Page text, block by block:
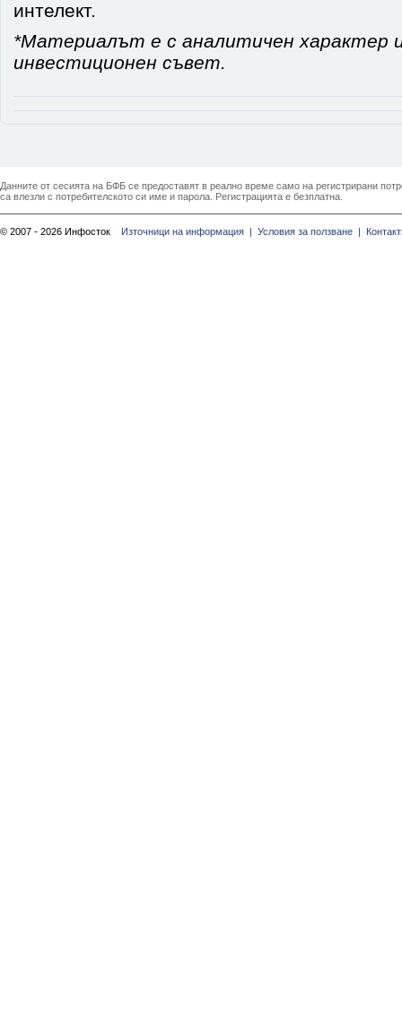
интелект.
*Материалът е с аналитичен характер
инвестиционен съвет.
Данните от сесията на БФБ се предоставят в реално време само на регистрирани
са влезли с потребителското си име и парола. Регистрацията е безплатна.
© 2007 - 2026 Инфосток Източници на информация | Условия за ползване |